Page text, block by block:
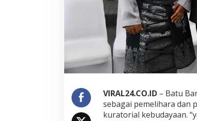
d
a
n
g
K
e
b
u
d
y
a
a
n
VIRAL24.CO.ID– Batu
sebagai pemelihara dan
kuratorial kebudayaan.